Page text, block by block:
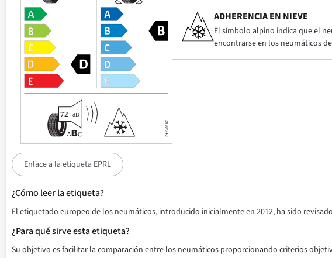
ADHERENCIA EN NIEVE
El símbolo alpino indica que el
encontrarse en los neumáticos
Enlace a la etiqueta EPRL
¿Cómo leer la etiqueta?
El etiquetado europeo de los neumáticos, introducido inicialmente en 2012, ha sido
¿Para qué sirve esta etiqueta?
Su objetivo es facilitar la comparación entre los neumáticos proporcionando criterios